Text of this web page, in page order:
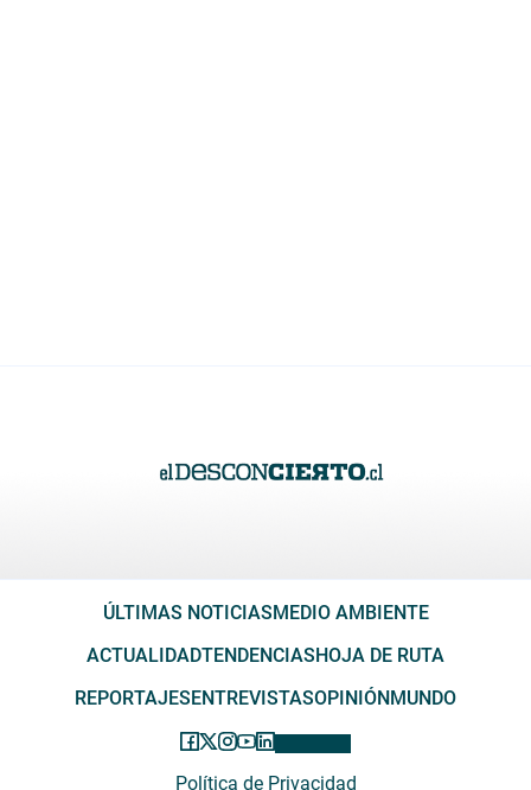
ÚLTIMAS NOTICIAS MEDIO AMBIENTE
ACTUALIDADTENDENCIAS HOJA DE RUTA
REPORTAJES ENTREVISTASOPINIÓN MUNDO
Política de Privacidad